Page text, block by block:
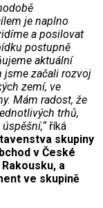
je naplno
a posilovat
postupně
aktuální
jsme začali rozvoj
zemí, ve
Mám radost, že
trhů,
říká
skupiny
v České
a
ve skupině